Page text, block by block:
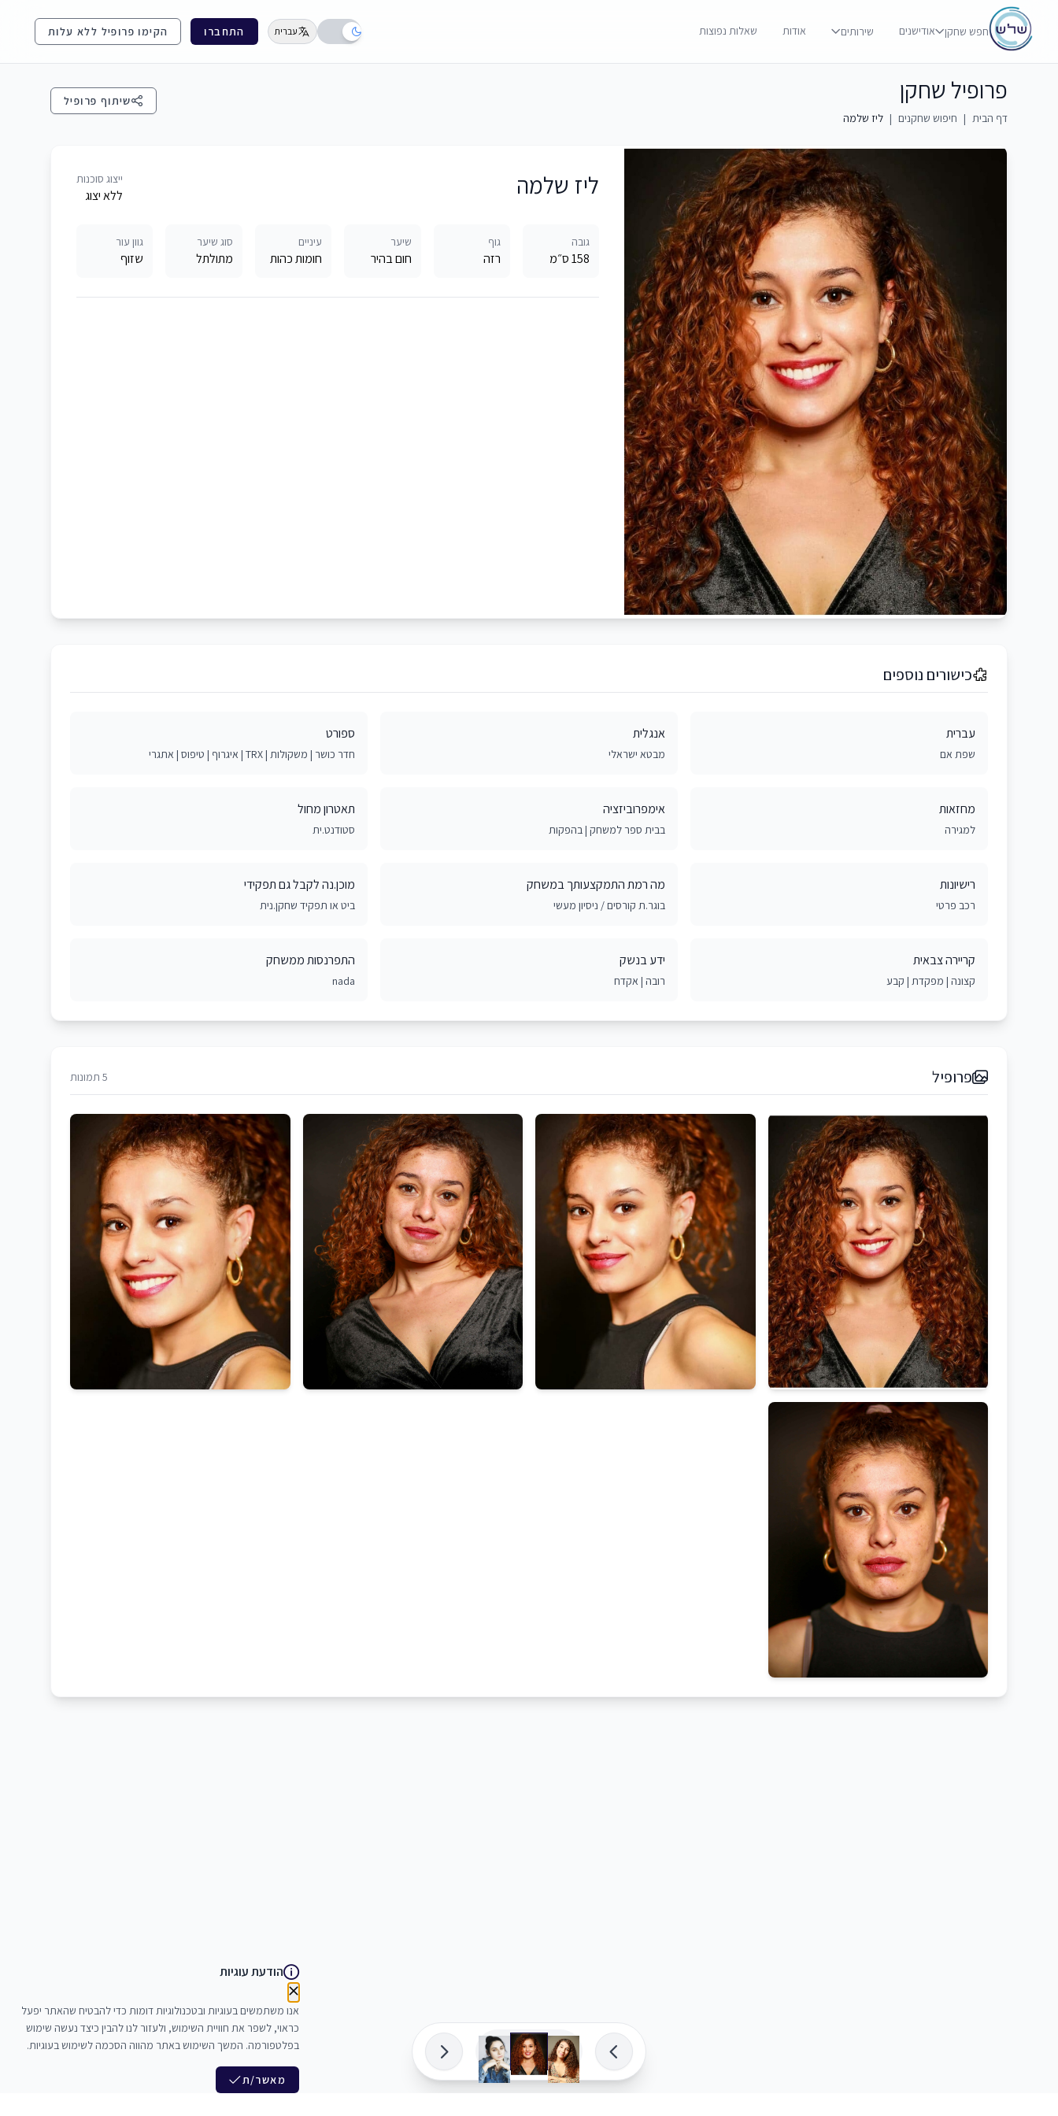
חפש שחקן אודישנים שירותים אודות שאלות נפוצות עברית התחברו הקימו פרופיל ללא עלות
פרופיל שחקן
דף הבית | חיפוש שחקנים | ליז שלמה
שיתוף פרופיל
ליז שלמה ייצוג סוכנות
ללא יצוג
גובה
158 ס״מ
גוף
רזה
שיער
חום בהיר
עיניים
חומות כהות
סוג שיער
מתולתל
גוון עור
שזוף
כישורים נוספים
עברית
שפת אם
אנגלית
מבטא ישראלי
ספורט
חדר כושר | משקולות | TRX | איגרוף | טיפוס | אתגרי
מחזאות
למגירה
אימפרוביזציה
בבית ספר למשחק | בהפקות
תאטרון מחול
סטודנט.ית
רישיונות
רכב פרטי
מה רמת התמקצעותך במשחק
בוגר.ת קורסים / ניסיון מעשי
מוכן.נה לקבל גם תפקידי
ביט או תפקיד שחקן.נית
קריירה צבאית
קצונה | מפקדת | קבע
ידע בנשק
רובה | אקדח
התפרנסות ממשחק
nada
פרופיל 5 תמונות
הודעת עוגיות
אנו משתמשים בעוגיות ובטכנולוגיות דומות כדי להבטיח שהאתר יפעל
כראוי, לשפר את חוויית השימוש, ולעזור לנו להבין כיצד נעשה שימוש
בפלטפורמה. המשך השימוש באתר מהווה הסכמה לשימוש בעוגיות.
מאשר/ת